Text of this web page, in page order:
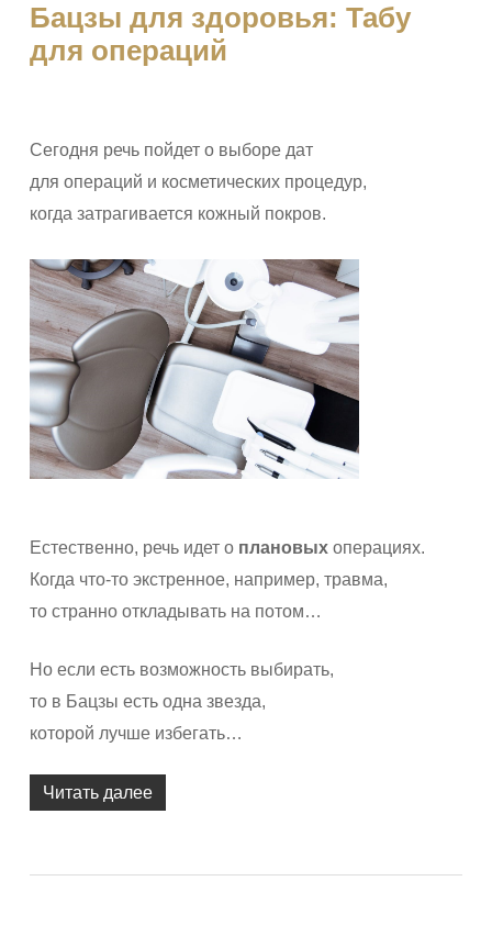
Бацзы для здоровья: Табу
для операций
Сегодня речь пойдет о выборе дат
для операций и косметических процедур,
когда затрагивается кожный покров.
Естественно, речь идет о плановыхоперациях.
Когда что-то экстренное, например, травма,
то странно откладывать на потом…
Но если есть возможность выбирать,
то в Бацзы есть одна звезда,
которой лучше избегать…
Читать далее